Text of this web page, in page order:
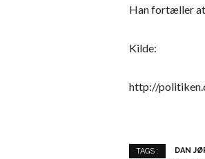
Han fortæller at
Kilde:
http://
TAGS : DAN